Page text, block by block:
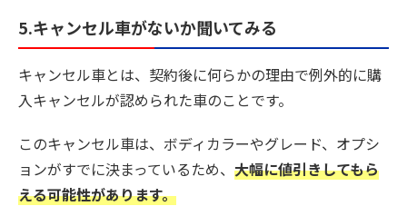
5.キャンセル車がないか聞いてみる
キャンセル車とは、契約後に何らかの理由で例外的に購
入キャンセルが認められた車のことです。
このキャンセル車は、ボディカラーやグレード、オプシ
ョンがすでに決まっているため、 大幅に値引きしてもら
える可能性があります。